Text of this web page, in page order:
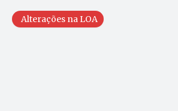
Alterações na LOA